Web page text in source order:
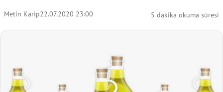
Metin Karip22.07.2020 23:00 5 dakika okuma süresi